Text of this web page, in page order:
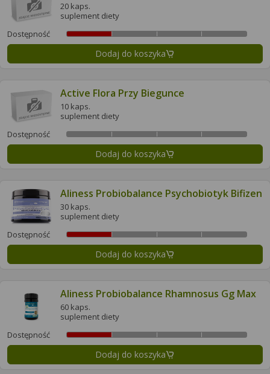
20 kaps.
suplement diety
Dostępność
Dodaj do koszyka
Active Flora Przy Biegunce
10 kaps.
suplement diety
Dostępność
Dodaj do koszyka
Aliness Probiobalance Psychobiotyk Bifizen
30 kaps.
suplement diety
Dostępność
Dodaj do koszyka
Aliness Probiobalance Rhamnosus Gg Max
60 kaps.
suplement diety
Dostępność
Dodaj do koszyka